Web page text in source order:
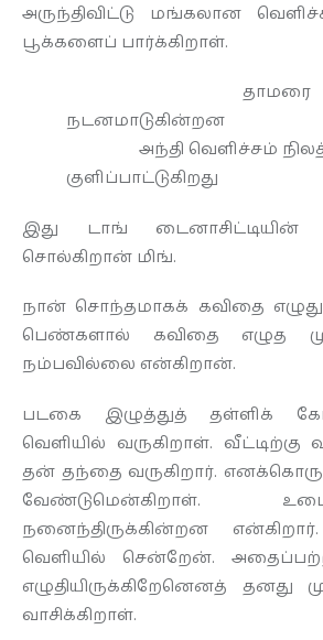
அருந்திவிட்டு மங்கலான
பூக்களைப் பார்க்கிறாள்.
தாமரை
நடனமாடுகின்றன
அந்தி வெளிச்சம்
குளிப்பாட்டுகிறது
இது டாங்
சொல்கிறான் மிங்.
நான் சொந்தமாகக் கவிதை
பெண்களால் கவிதை எழுத
நம்பவில்லை என்கிறான்.
படகை இழுத்துத் தள்ளிக்
வெளியில் வருகிறாள். வீட்டிற்கு
தன் தந்தை வருகிறார்.
வேண்டுமென்கிறாள்.
நனைந்திருக்கின்றன
வெளியில் சென்றேன்.
எழுதியிருக்கிறேனெனத் தனது
வாசிக்கிறாள்.